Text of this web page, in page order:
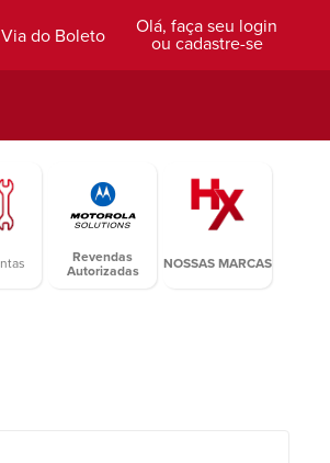
Olá, faça seu login
ou cadastre-se
Via do Boleto
Revendas
Autorizadas
NOSSAS MARCAS